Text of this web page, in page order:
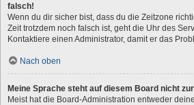
falsch!
Wenn du dir sicher bist, dass du die Zeitzone
Zeit trotzdem noch falsch ist, geht die Uhr des
Kontaktiere einen Administrator, damit er das
Nach oben
Meine Sprache steht auf diesem Board nicht
Meist hat die Board-Administration entweder